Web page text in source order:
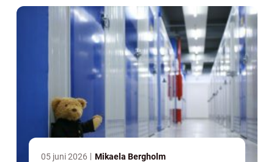
05 juni 2026 Mikaela Bergholm